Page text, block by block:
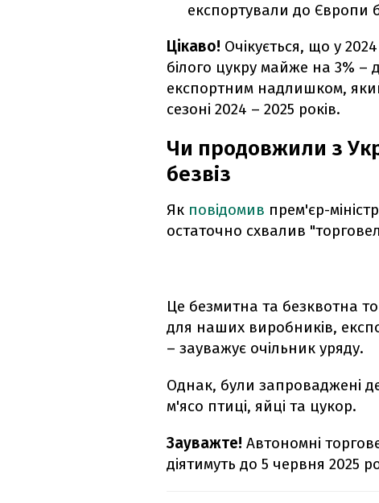
експортували до Європи
Цікаво! Очікується, що у
білого цукру майже на 3% –
експортним надлишком,
сезоні 2024 – 2025 років.
Чи продовжили з
безвіз
Як повідомив прем'єр-
остаточно схвалив
Це безмитна та безквотна
для наших виробників,
– зауважує очільник уряду.
Однак, були запроваджені
м'ясо птиці, яйці та цукор.
Зауважте! Автономні
діятимуть до 5 червня 2025